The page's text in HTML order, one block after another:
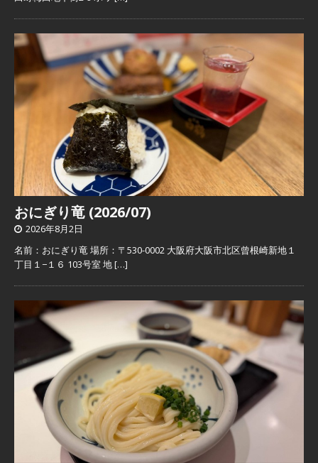
おにぎり竜 (2026/07)
2026年8月2日
名前：おにぎり竜 場所：〒530-0002 大阪府大阪市北区曾根崎新地１
丁目１−１６ 103号室 地[…]